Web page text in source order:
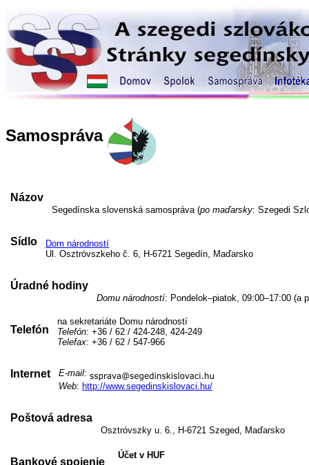
Samospráva
Názov
Segedínska slovenská samospráva (po maďarsky: Szegedi
Sídlo
Dom národností
Ul. Osztróvszkeho č. 6, H-6721 Segedín, Maďarsko
Úradné hodiny
Domu národností: Pondelok–piatok, 09:00–17:00 (a
Telefón
na sekretariáte Domu národností
Telefón: +36 / 62 / 424-248, 424-249
Telefax: +36 / 62 / 547-966
Internet E-mail:
Web: http://www.segedinskislovaci.hu/
Poštová adresa
Osztróvszky u. 6., H-6721 Szeged, Maďarsko
Bankové spojenie
Účet v HUF